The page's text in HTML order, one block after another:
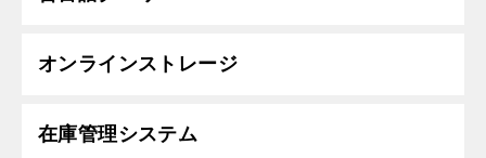
オンラインストレージ
在庫管理システム